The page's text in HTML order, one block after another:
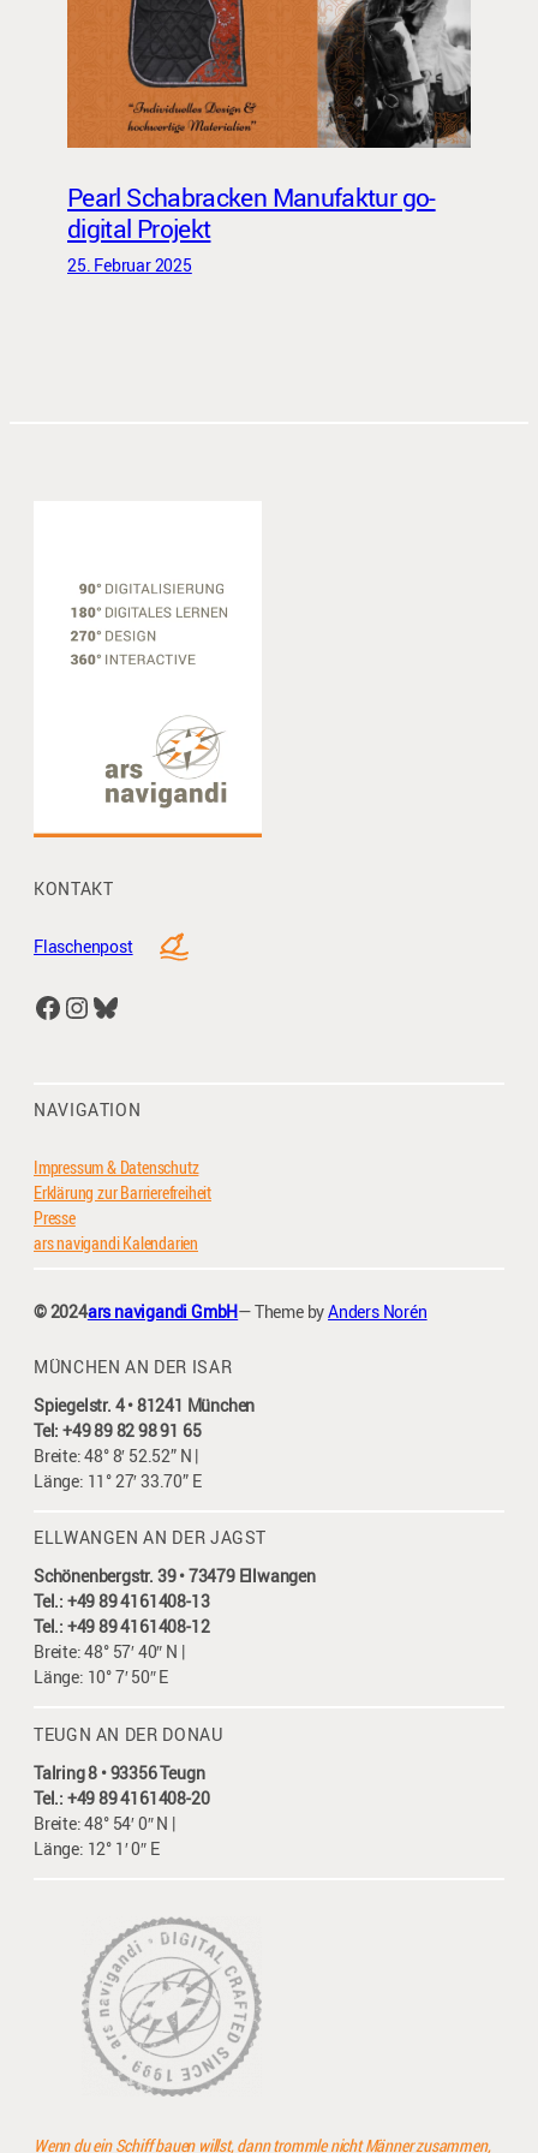
Pearl Schabracken Manufaktur go-
digital Projekt
25. Februar 2025
KONTAKT
Flaschenpost
Facebook InstagramBluesky
NAVIGATION
Impressum & Datenschutz
Erklärung zur Barrierefreiheit
Presse
ars navigandi Kalendarien
© 2024ars navigandi GmbH— Theme byAnders Norén
MÜNCHEN AN DER ISAR
Spiegelstr. 4 • 81241 München
Tel: +49 89 82 98 91 65
Breite: 48° 8′ 52.52” N |
Länge: 11° 27′ 33.70” E
ELLWANGEN AN DER JAGST
Schönenbergstr. 39 • 73479 Ellwangen
Tel.: +49 89 4161408-13
Tel.: +49 89 4161408-12
Breite: 48° 57′ 40″ N |
Länge: 10° 7′ 50″ E
TEUGN AN DER DONAU
Talring 8 • 93356 Teugn
Tel.: +49 89 4161408-20
Breite: 48° 54′ 0″ N |
Länge: 12° 1′ 0″ E
Wenn du ein Schiff bauen willst, dann trommle nicht Männer zusammen,